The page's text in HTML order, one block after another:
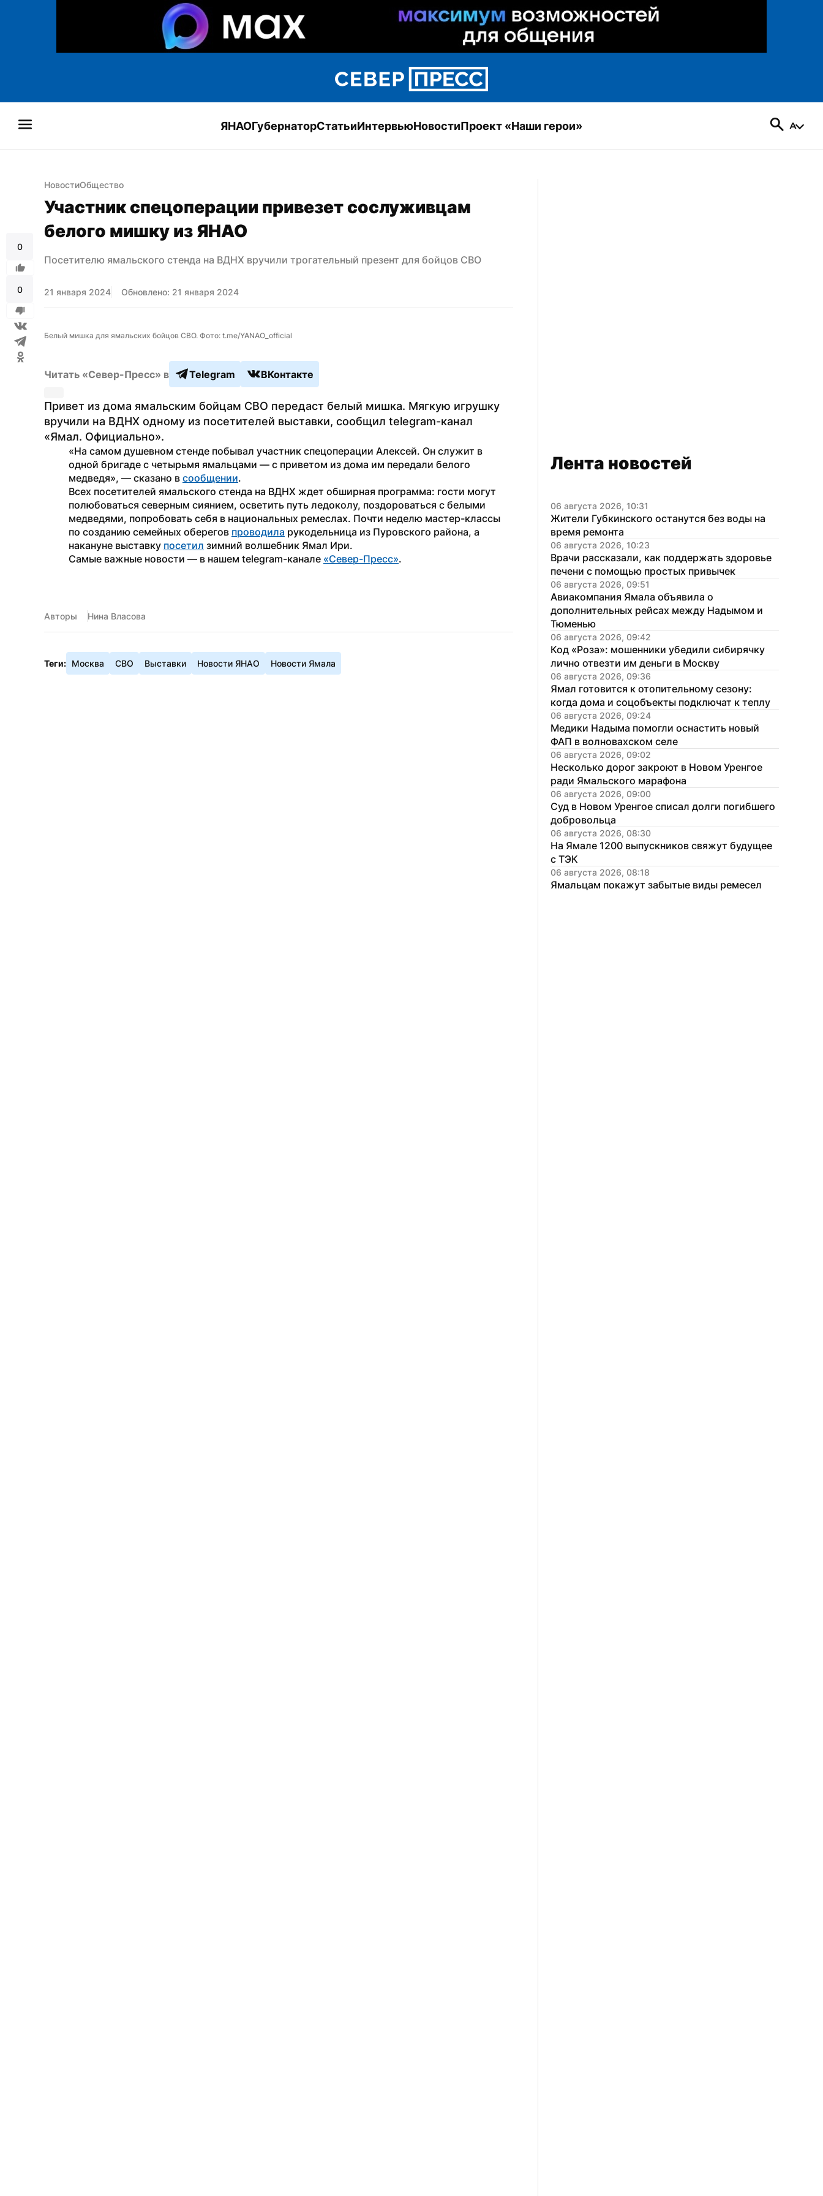
ЯНАОГубернаторСтатьиИнтервьюНовостиПроект «Наши герои»
0
0
НовостиОбщество
Участник спецоперации привезет сослуживцам
белого мишку из ЯНАО
Посетителю ямальского стенда на ВДНХ вручили трогательный презент для бойцов СВО
21 января 2024 Обновлено: 21 января 2024
Белый мишка для ямальских бойцов СВО. Фото: t.me/YANAO_official
Читать «Север-Пресс» в Telegram ВКонтакте
Привет из дома ямальским бойцам СВО передаст белый мишка. Мягкую игрушку
вручили на ВДНХ одному из посетителей выставки, сообщил telegram-канал
«Ямал. Официально».
«На самом душевном стенде побывал участник спецоперации Алексей. Он служит в
одной бригаде с четырьмя ямальцами — с приветом из дома им передали белого
медведя», — сказано в сообщении.
Всех посетителей ямальского стенда на ВДНХ ждет обширная программа: гости могут
полюбоваться северным сиянием, осветить путь ледоколу, поздороваться с белыми
медведями, попробовать себя в национальных ремеслах. Почти неделю мастер-классы
по созданию семейных оберегов проводила рукодельница из Пуровского района, а
накануне выставку посетил зимний волшебник Ямал Ири.
Самые важные новости — в нашем telegram-канале «Север-Пресс».
Авторы Нина Власова
Теги: Москва СВО Выставки Новости ЯНАО Новости Ямала
Лента новостей
06 августа 2026, 10:31
Жители Губкинского останутся без воды на
время ремонта
06 августа 2026, 10:23
Врачи рассказали, как поддержать здоровье
печени с помощью простых привычек
06 августа 2026, 09:51
Авиакомпания Ямала объявила о
дополнительных рейсах между Надымом и
Тюменью
06 августа 2026, 09:42
Код «Роза»: мошенники убедили сибирячку
лично отвезти им деньги в Москву
06 августа 2026, 09:36
Ямал готовится к отопительному сезону:
когда дома и соцобъекты подключат к теплу
06 августа 2026, 09:24
Медики Надыма помогли оснастить новый
ФАП в волновахском селе
06 августа 2026, 09:02
Несколько дорог закроют в Новом Уренгое
ради Ямальского марафона
06 августа 2026, 09:00
Суд в Новом Уренгое списал долги погибшего
добровольца
06 августа 2026, 08:30
На Ямале 1200 выпускников свяжут будущее
с ТЭК
06 августа 2026, 08:18
Ямальцам покажут забытые виды ремесел